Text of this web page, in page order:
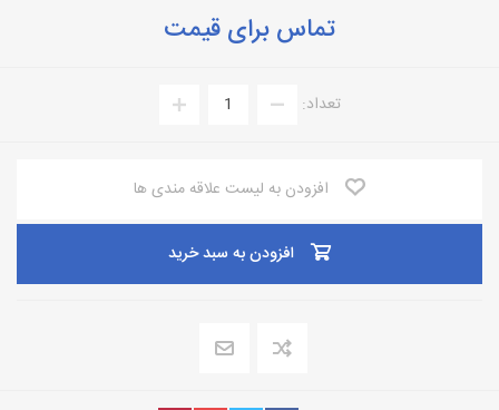
تماس برای قیمت
تعداد:
افزودن به لیست علاقه مندی ها
افزودن به سبد خرید